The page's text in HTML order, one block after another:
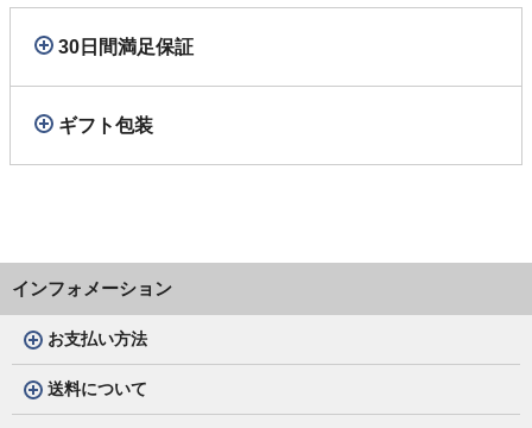
30日間満足保証
ギフト包装
インフォメーション
お支払い方法
送料について